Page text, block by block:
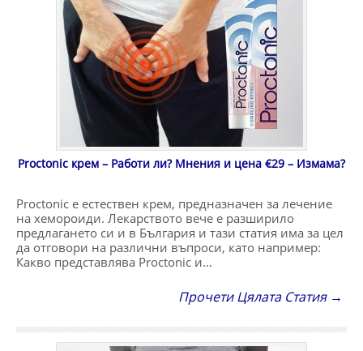
Proctonic крем – Работи ли? Мнения и цена €29 – Измама?
Proctonic е естествен крем, предназначен за лечение
на хемороиди. Лекарството вече е разширило
предлагането си и в България и тази статия има за цел
да отговори на различни въпроси, като например:
Какво представлява Proctonic и…
Прочети Цялата Статия →